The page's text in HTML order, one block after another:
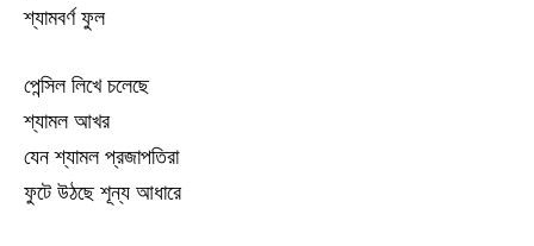
শ্যামবর্ণ ফুল
পেন্সিল লিখে চলেছে
শ্যামল আখর
যেন শ্যামল প্রজাপতিরা
ফুটে উঠছে শূন্য আধারে